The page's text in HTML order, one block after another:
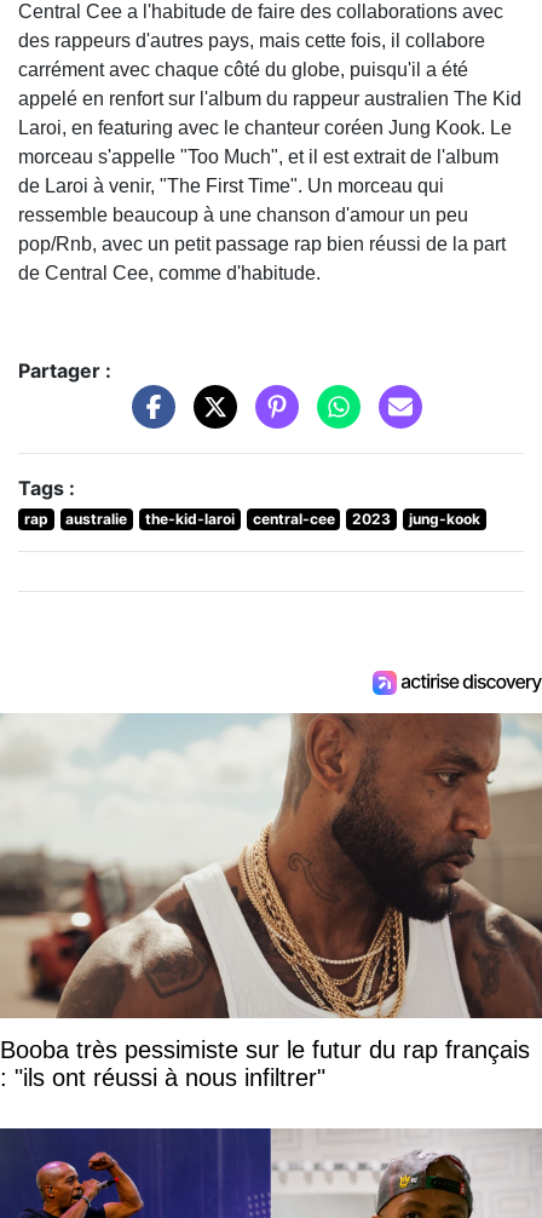
Central Cee a l'habitude de faire des collaborations avec
des rappeurs d'autres pays, mais cette fois, il collabore
carrément avec chaque côté du globe, puisqu'il a été
appelé en renfort sur l'album du rappeur australien The Kid
Laroi, en featuring avec le chanteur coréen Jung Kook. Le
morceau s'appelle "Too Much", et il est extrait de l'album
de Laroi à venir, "The First Time". Un morceau qui
ressemble beaucoup à une chanson d'amour un peu
pop/Rnb, avec un petit passage rap bien réussi de la part
de Central Cee, comme d'habitude.
Partager :
Tags :
rap australie the-kid-laroi central-cee 2023 jung-kook
Booba très pessimiste sur le futur du rap français
: "ils ont réussi à nous infiltrer"